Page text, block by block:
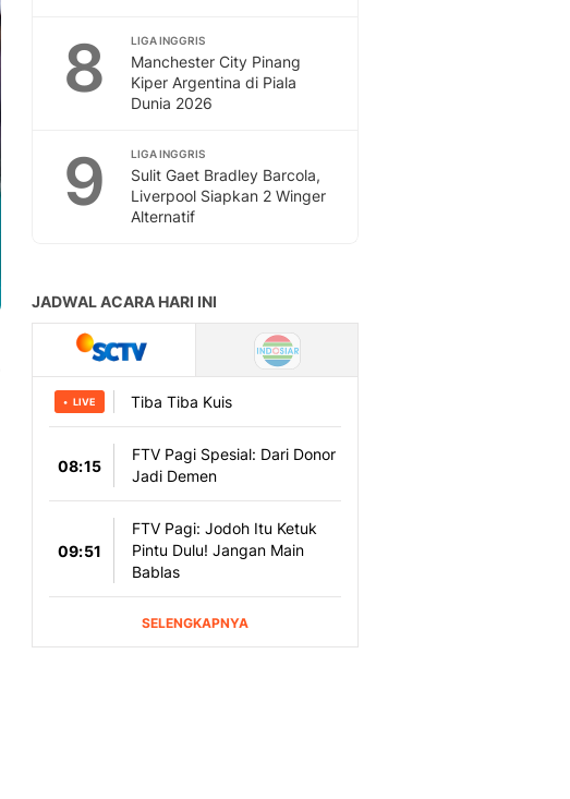
8 LIGA INGGRIS
Manchester City Pinang
Kiper Argentina di Piala
Dunia 2026
9 LIGA INGGRIS
Sulit Gaet Bradley Barcola,
Liverpool Siapkan 2 Winger
Alternatif